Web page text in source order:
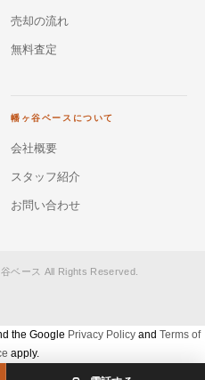
売却の流れ
無料査定
幡ヶ谷ベースについて
会社概要
スタッフ紹介
お問い合わせ
ベース All Rights Reserved.
the Google Privacy Policyand Terms of
apply.